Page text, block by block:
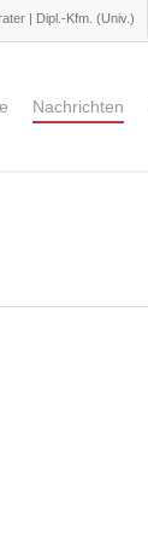
| Dipl.-Kfm. (Univ.)
Nachrichten